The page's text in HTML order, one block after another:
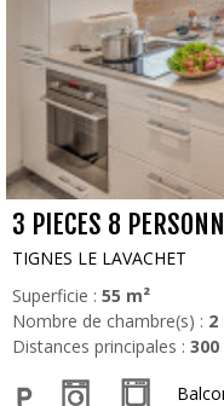
3 PIECES 8
TIGNES LE LAVACHET
Superficie : 55 m²
Nombre de chambre(s) : 2
Distances principales : 300